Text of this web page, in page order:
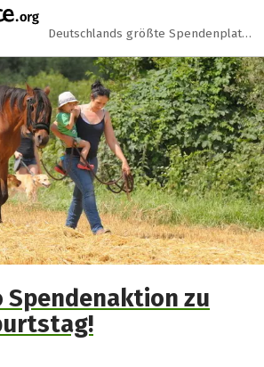
anzeigen
Deutschlands größte Spendenplattform
Spendenaktion zu